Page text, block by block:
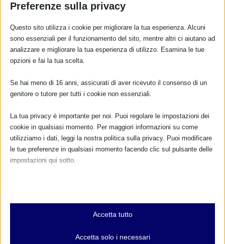
AllattiAMO mamme 0-12 – distretto sanitario di
Castelfranco Emilia (MO)
Ass.ne La cova – Reggio Emilia –
Preferenze sulla privacy
Questo sito utilizza i cookie per migliorare la tua esperienza. Alcuni
sono essenziali per il funzionamento del sito, mentre altri ci aiutano ad
analizzare e migliorare la tua esperienza di utilizzo. Esamina le tue
opzioni e fai la tua scelta.
Se hai meno di 16 anni, assicurati di aver ricevuto il consenso di un
genitore o tutore per tutti i cookie non essenziali.
La tua privacy è importante per noi. Puoi regolare le impostazioni dei
cookie in qualsiasi momento. Per maggiori informazioni su come
utilizziamo i dati, leggi la nostra politica sulla privacy. Puoi modificare
le tue preferenze in qualsiasi momento facendo clic sul pulsante delle
impostazioni qui sotto.
Essenziali
I cookie e i servizi essenziali abilitano le funzioni di base e sono
e servizi non richiedono il consenso dell'utente secondo il GDPR.
Accetta tutto
Accetta solo i necessari